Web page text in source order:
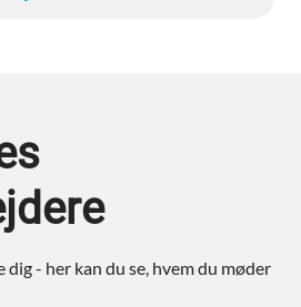
- her kan du se, hvem du møder